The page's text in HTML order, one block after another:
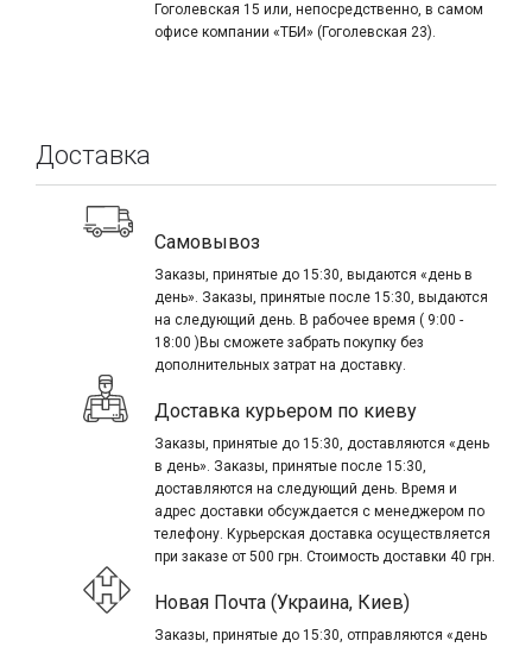
Гоголевская 15 или, непосредственно, в самом
офисе компании «ТБИ» (Гоголевская 23).
Доставка
Самовывоз
Заказы, принятые до 15:30, выдаются «день в
день». Заказы, принятые после 15:30, выдаются
на следующий день. В рабочее время ( 9:00 -
18:00 )Вы сможете забрать покупку без
дополнительных затрат на доставку.
Доставка курьером по киеву
Заказы, принятые до 15:30, доставляются «день
в день». Заказы, принятые после 15:30,
доставляются на следующий день. Время и
адрес доставки обсуждается с менеджером по
телефону. Курьерская доставка осуществляется
при заказе от 500 грн. Стоимость доставки 40 грн.
Новая Почта (Украина, Киев)
Заказы, принятые до 15:30, отправляются «день